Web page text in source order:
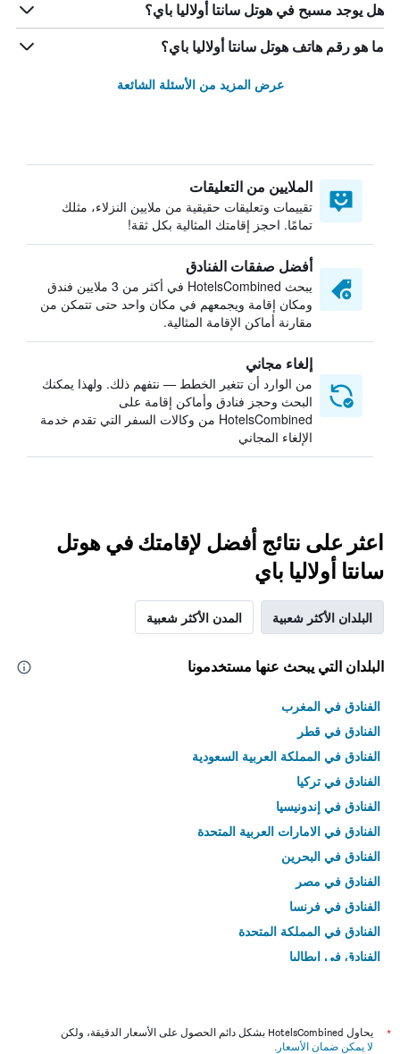
هل يوجد مسبح في هوتل سانتا أولاليا باي؟
ما هو رقم هاتف هوتل سانتا أولاليا باي؟
عرض المزيد من الأسئلة الشائعة
الملايين من التعليقات
تقييمات وتعليقات حقيقية من ملايين النزلاء، مثلك
تمامًا. احجز إقامتك المثالية بكل ثقة!
أفضل صفقات الفنادق
يبحث HotelsCombined في أكثر من 3 ملايين فندق
ومكان إقامة ويجمعهم في مكان واحد حتى تتمكن من
مقارنة أماكن الإقامة المثالية.
إلغاء مجاني
من الوارد أن تتغير الخطط — نتفهم ذلك. ولهذا يمكنك
البحث وحجز فنادق وأماكن إقامة على
HotelsCombined من وكالات السفر التي تقدم خدمة
الإلغاء المجاني
اعثر على نتائج أفضل لإقامتك في هوتل
سانتا أولاليا باي
البلدان الأكثر شعبية المدن الأكثر شعبية
البلدان التي يبحث عنها مستخدمونا
الفنادق في المغرب
الفنادق في قطر
الفنادق في المملكة العربية السعودية
الفنادق في تركيا
الفنادق في إندونيسيا
الفنادق في الامارات العربية المتحدة
الفنادق في البحرين
الفنادق في مصر
الفنادق في فرنسا
الفنادق في المملكة المتحدة
الفنادق في إيطاليا
*
يحاول HotelsCombined بشكل دائم الحصول على الأسعار الدقيقة، ولكن
لا يمكن ضمان الأسعار .